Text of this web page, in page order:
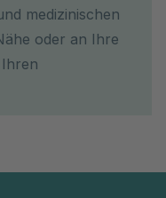
medizinischen
oder an Ihre